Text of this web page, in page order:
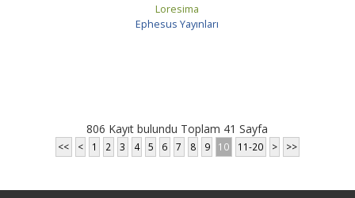
Loresima
Ephesus Yayınları
806 Kayıt bulundu Toplam 41 Sayfa
<< < 1 2 3 4 5 6 7 8 9 10 11-20 > >>